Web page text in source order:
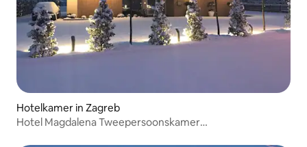
Hotelkamer in Zagreb
Hotel Magdalena Tweepersoonskamer